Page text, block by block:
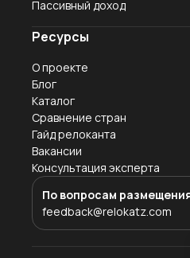
Пассивный доход
Ресурсы
О проекте
Блог
Каталог
Сравнение стран
Гайд релоканта
Вакансии
Консультация эксперта
По вопросам
feedback@relokatz.com